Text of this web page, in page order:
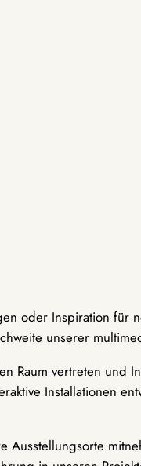
oder Inspiration
unserer
Raum vertreten
Ausstellungsorte